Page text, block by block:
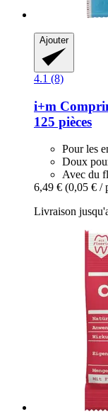
Ajouter
4.1 (8)
i+m
125 pièces
Pour les
Doux
Avec du
6,49 € (0,05 € /
Livraison